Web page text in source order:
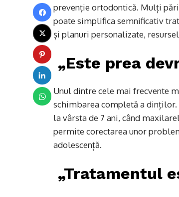
prevenție ortodontică. Mulți
poate simplifica semnificativ
și planuri personalizate,
„Este prea
Unul dintre cele mai frecvente
schimbarea completă a dinților.
la vârsta de 7 ani, când
permite corectarea unor
adolescență.
„Tratamentul